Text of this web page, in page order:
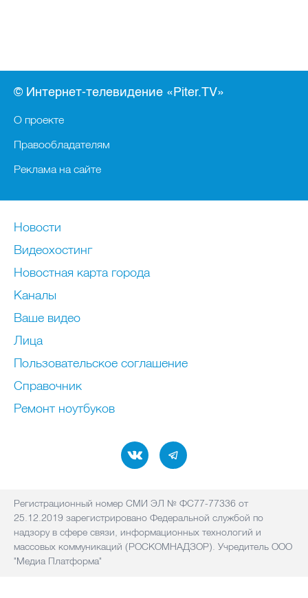
© Интернет-телевидение «Piter.TV»
О проекте
Правообладателям
Реклама на сайте
Новости
Видеохостинг
Новостная карта города
Каналы
Ваше видео
Лица
Пользовательское соглашение
Справочник
Ремонт нoутбуков
Регистрационный номер СМИ ЭЛ № ФС77-77336 от
25.12.2019 зарегистрировано Федеральной службой по
надзору в сфере связи, информационных технологий и
массовых коммуникаций (РОСКОМНАДЗОР). Учредитель ООО
"Медиа Платформа"